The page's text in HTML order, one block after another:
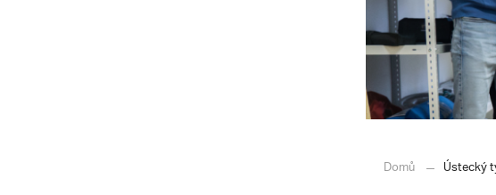
Domů Ústecký